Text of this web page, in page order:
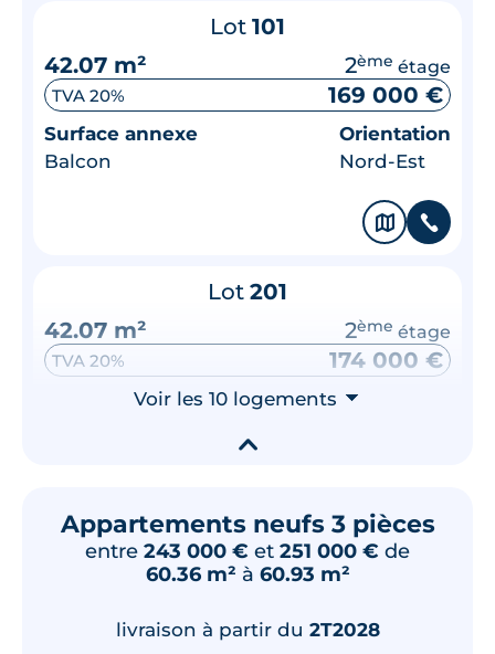
Lot 101
42.07 m²
2ème étage
TVA 20% 169 000 €
Surface annexe
Balcon
Orientation
Nord-Est
🗞 📞
Lot 201
42.07 m²
2ème étage
TVA 20% 174 000 €
Surface annexe
Orientation
Lot 106
TVA 20% 177 000 €
Voir les 10 logements ⮟
▾
Appartements neufs 3 pièces
entre 243 000 € et 251 000 € de
60.36 m² à 60.93 m²
livraison à partir du 2T2028